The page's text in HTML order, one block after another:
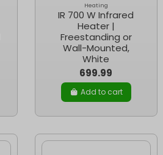
Heating
IR 700 W Infrared
Heater |
Freestanding or
Wall-Mounted,
White
699.99
Add to cart